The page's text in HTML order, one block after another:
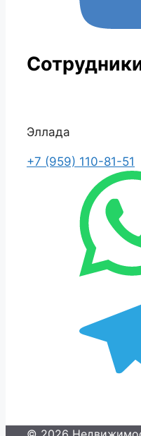
Эллада
+7 (959) 110-81-51